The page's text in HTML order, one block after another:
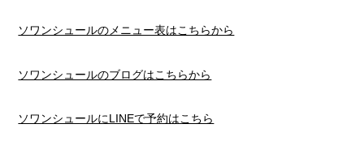
ソワンシュールのメニュー表はこちらから
ソワンシュールのブログはこちらから
ソワンシュールにLINEで予約はこちら